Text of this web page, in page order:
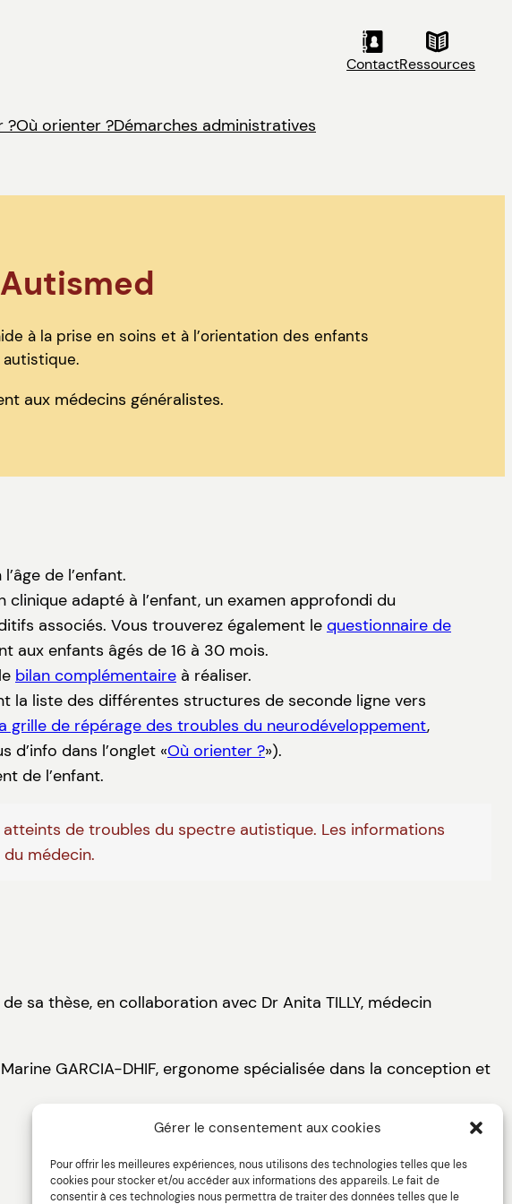
Gérer le consentement aux cookies
Pour offrir les meilleures expériences, nous utilisons des technologies telles que les
cookies pour stocker et/ou accéder aux informations des appareils. Le fait de
consentir à ces technologies nous permettra de traiter des données telles que le
ContactRessources
?Où orienter ?Démarches administratives
à la prise en soins et à l’orientation des enfants
aux médecins généralistes.
de l’enfant.
clinique adapté à l’enfant, un examen approfondi du
associés. Vous trouverez également le questionnaire de
aux enfants âgés de 16 à 30 mois.
bilan complémentaire à réaliser.
la liste des différentes structures de seconde ligne vers
grille de répérage des troubles du neurodéveloppement,
dans l’onglet «Où orienter ?»).
de l’enfant.
de troubles du spectre autistique. Les informations
médecin.
sa thèse, en collaboration avec Dr Anita TILLY, médecin
GARCIA-DHIF, ergonome spécialisée dans la conception et